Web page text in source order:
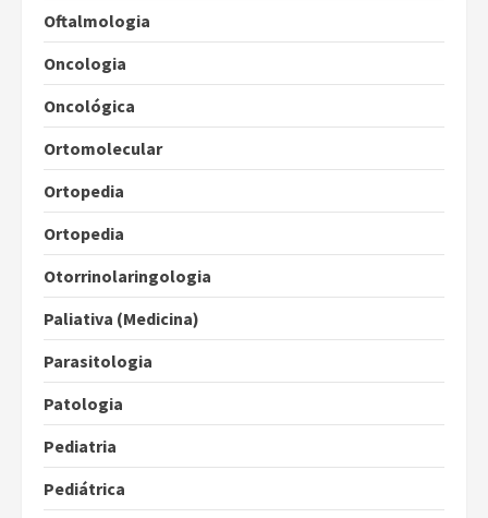
Oftalmologia
Oncologia
Oncológica
Ortomolecular
Ortopedia
Ortopedia
Otorrinolaringologia
Paliativa (Medicina)
Parasitologia
Patologia
Pediatria
Pediátrica